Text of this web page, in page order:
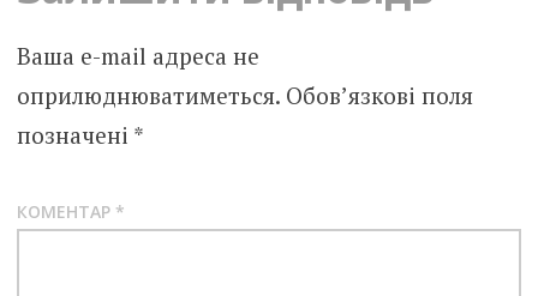
Ваша e-mail адреса не
оприлюднюватиметься. Обов’язкові поля
позначені *
КОМЕНТАР *